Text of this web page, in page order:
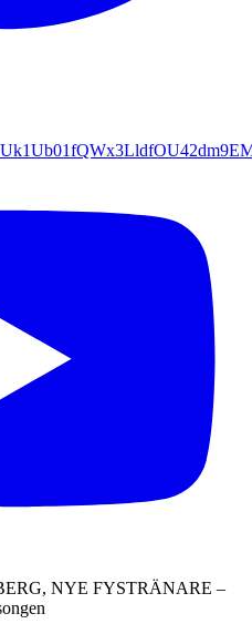
NYE FYSTRÄNARE –